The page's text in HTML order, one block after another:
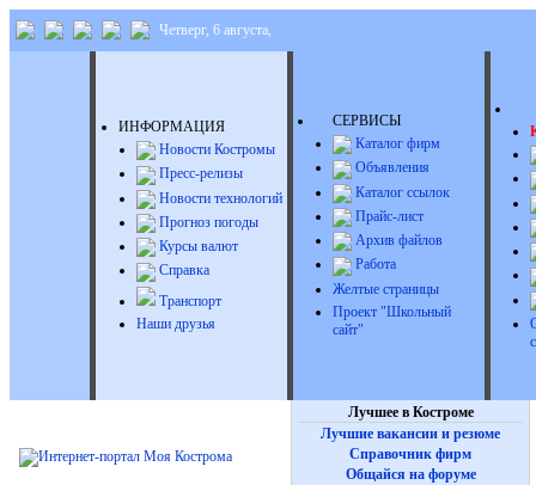
Четверг, 6 августа,
ИНФОРМАЦИЯ
Новости Костромы
Пресс-релизы
Новости технологий
Прогноз погоды
Курсы валют
Справка
Транспорт
Наши друзья
СЕРВИСЫ
Каталог фирм
Объявления
Каталог ссылок
Прайс-лист
Архив файлов
Работа
Желтые страницы
Проект "Школьный
сайт"
Лучшее в Костроме
Лучшие вакансии и резюме
Справочник фирм
Общайся на форуме